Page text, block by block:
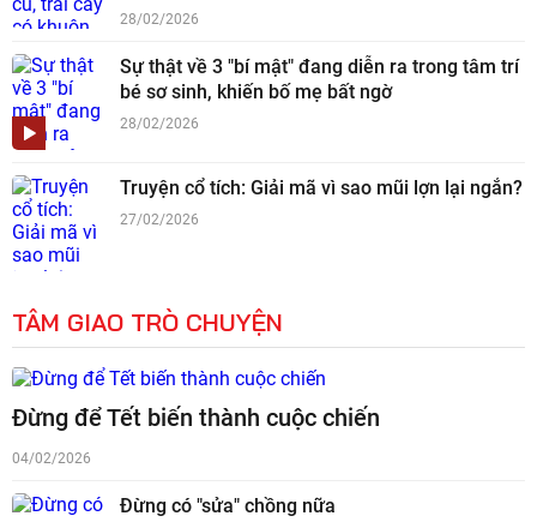
28/02/2026
Sự thật về 3 "bí mật" đang diễn ra trong tâm trí
bé sơ sinh, khiến bố mẹ bất ngờ
28/02/2026
Truyện cổ tích: Giải mã vì sao mũi lợn lại ngắn?
27/02/2026
TÂM GIAO TRÒ CHUYỆN
Đừng để Tết biến thành cuộc chiến
04/02/2026
Đừng có "sửa" chồng nữa